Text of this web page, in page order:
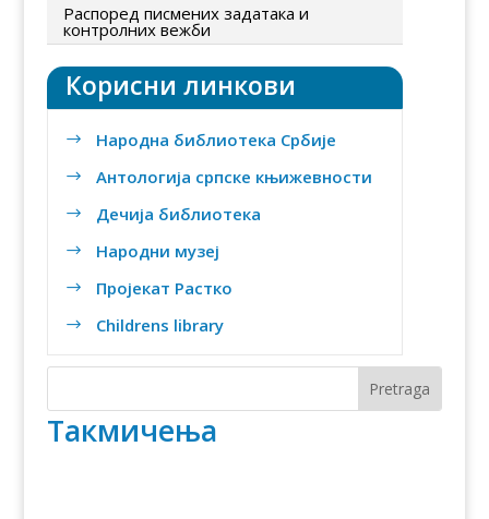
Распоред писмених задатака и
контролних вежби
Корисни линкови
$ Народна библиотека Србије
$ Антологија српске књижевности
$ Дечија библиотека
$ Народни музеј
$ Пројекат Растко
$ Childrens library
Такмичења